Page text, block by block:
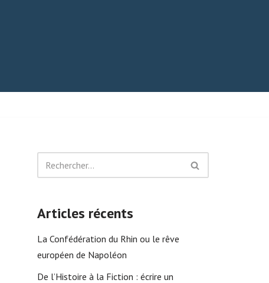
Articles récents
La Confédération du Rhin ou le rêve
européen de Napoléon
De l’Histoire à la Fiction : écrire un